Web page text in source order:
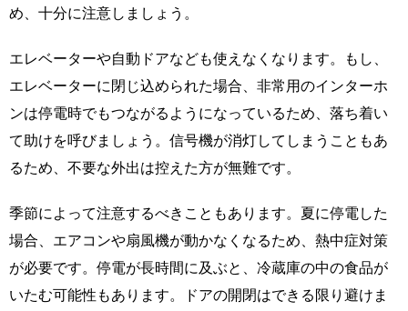
め、十分に注意しましょう。
エレベーターや自動ドアなども使えなくなります。もし、
エレベーターに閉じ込められた場合、非常用のインターホ
ンは停電時でもつながるようになっているため、落ち着い
て助けを呼びましょう。信号機が消灯してしまうこともあ
るため、不要な外出は控えた方が無難です。
季節によって注意するべきこともあります。夏に停電した
場合、エアコンや扇風機が動かなくなるため、熱中症対策
が必要です。停電が長時間に及ぶと、冷蔵庫の中の食品が
いたむ可能性もあります。ドアの開閉はできる限り避けま